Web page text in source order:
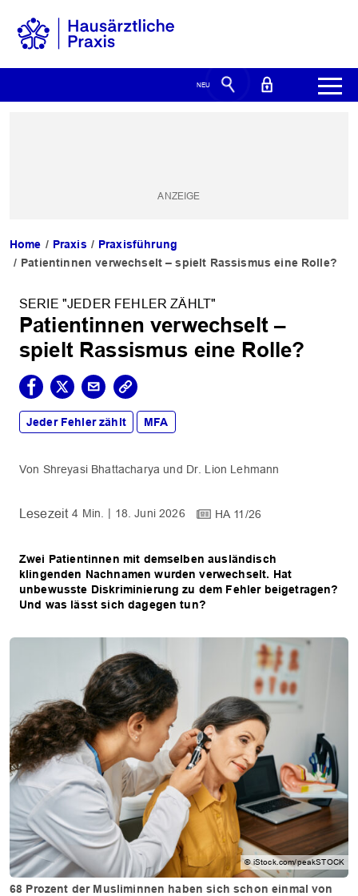
Home Praxis
Praxisführung
Patientinnen verwechselt – spielt Rassismus eine Rolle?
SERIE "JEDER FEHLER ZÄHLT"
Patientinnen verwechselt –
spielt Rassismus eine Rolle?
Jeder Fehler zählt MFA
Shreyasi Bhattacharya Dr. Lion Lehmann
4 Min. 18. Juni 2026 HA 11/26
Zwei Patientinnen mit demselben ausländisch
klingenden Nachnamen wurden verwechselt. Hat
unbewusste Diskriminierung zu dem Fehler beigetragen?
Und was lässt sich dagegen tun?
© iStock.com/peakSTOCK
68 Prozent der Musliminnen haben sich schon einmal von